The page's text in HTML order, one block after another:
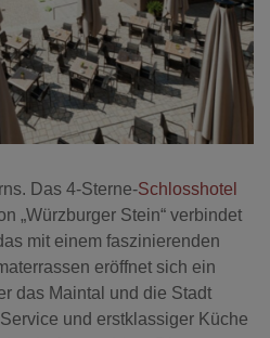
Das 4-Sterne-Schlosshotel
„Würzburger Stein“ verbindet
mit einem faszinierenden
eröffnet sich ein
das Maintal und die Stadt
und erstklassiger Küche